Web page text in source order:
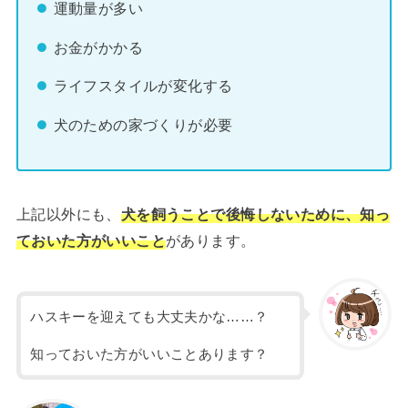
運動量が多い
お金がかかる
ライフスタイルが変化する
犬のための家づくりが必要
上記以外にも、 犬を飼うことで後悔しないために、知っ
ておいた方がいいことがあります。
ハスキーを迎えても大丈夫かな……？
知っておいた方がいいことあります？